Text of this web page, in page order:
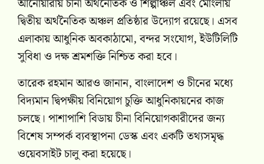
আনোয়ারায় চীনা অর্থনৈতিক ও শিল্পাঞ্চল এবং মোংলায়
দ্বিতীয় অর্থনৈতিক অঞ্চল প্রতিষ্ঠার উদ্যোগ রয়েছে। এসব
এলাকায় আধুনিক অবকাঠামো, বন্দর সংযোগ, ইউটিলিটি
সুবিধা ও দক্ষ শ্রমশক্তি নিশ্চিত করা হবে।
তারেক রহমান আরও জানান, বাংলাদেশ ও চীনের মধ্যে
বিদ্যমান দ্বিপক্ষীয় বিনিয়োগ চুক্তি আধুনিকায়নের কাজ
চলছে। পাশাপাশি বিডায় চীনা বিনিয়োগকারীদের জন্য
বিশেষ সম্পর্ক ব্যবস্থাপনা ডেস্ক এবং একটি তথ্যসমৃদ্ধ
ওয়েবসাইট চালু করা হয়েছে।